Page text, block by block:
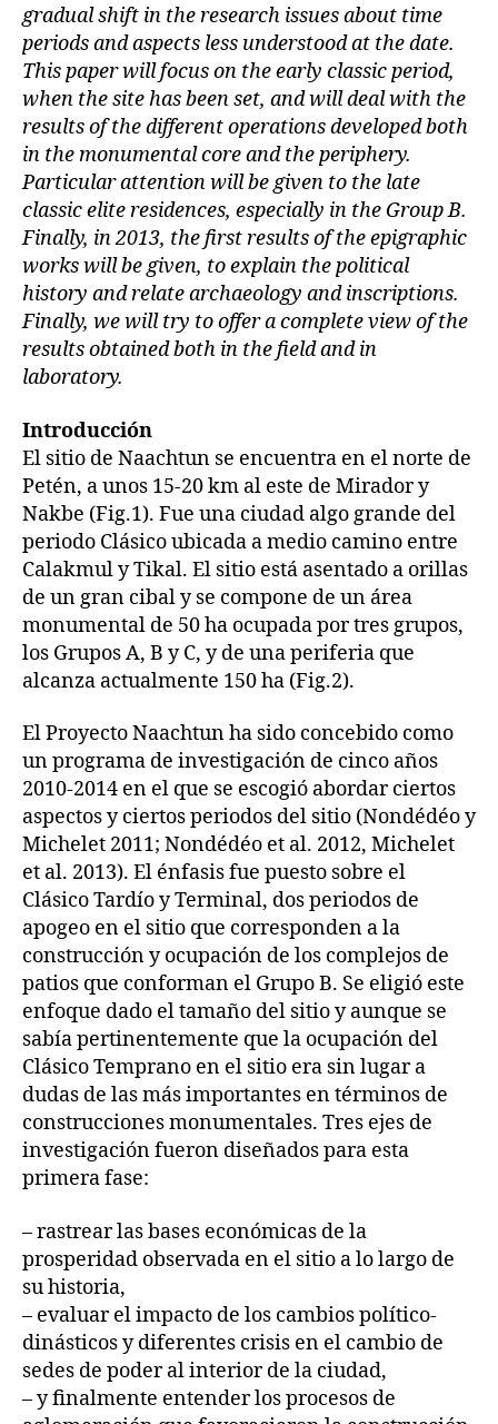
gradual shift in the research issues about time
periods and aspects less understood at the date.
This paper will focus on the early classic period,
when the site has been set, and will deal with the
results of the different operations developed both
in the monumental core and the periphery.
Particular attention will be given to the late
classic elite residences, especially in the Group B.
Finally, in 2013, the first results of the epigraphic
works will be given, to explain the political
history and relate archaeology and inscriptions.
Finally, we will try to offer a complete view of the
results obtained both in the field and in
laboratory.
Introducción
El sitio de Naachtun se encuentra en el norte de
Petén, a unos 15-20 km al este de Mirador y
Nakbe (Fig.1). Fue una ciudad algo grande del
periodo Clásico ubicada a medio camino entre
Calakmul y Tikal. El sitio está asentado a orillas
de un gran cibal y se compone de un área
monumental de 50 ha ocupada por tres grupos,
los Grupos A, B y C, y de una periferia que
alcanza actualmente 150 ha (Fig.2).
El Proyecto Naachtun ha sido concebido como
un programa de investigación de cinco años
2010-2014 en el que se escogió abordar ciertos
aspectos y ciertos periodos del sitio (Nondédéo y
Michelet 2011; Nondédéo et al. 2012, Michelet
et al. 2013). El énfasis fue puesto sobre el
Clásico Tardío y Terminal, dos periodos de
apogeo en el sitio que corresponden a la
construcción y ocupación de los complejos de
patios que conforman el Grupo B. Se eligió este
enfoque dado el tamaño del sitio y aunque se
sabía pertinentemente que la ocupación del
Clásico Temprano en el sitio era sin lugar a
dudas de las más importantes en términos de
construcciones monumentales. Tres ejes de
investigación fueron diseñados para esta
primera fase:
– rastrear las bases económicas de la
prosperidad observada en el sitio a lo largo de
su historia,
– evaluar el impacto de los cambios político-
dinásticos y diferentes crisis en el cambio de
sedes de poder al interior de la ciudad,
– y finalmente entender los procesos de